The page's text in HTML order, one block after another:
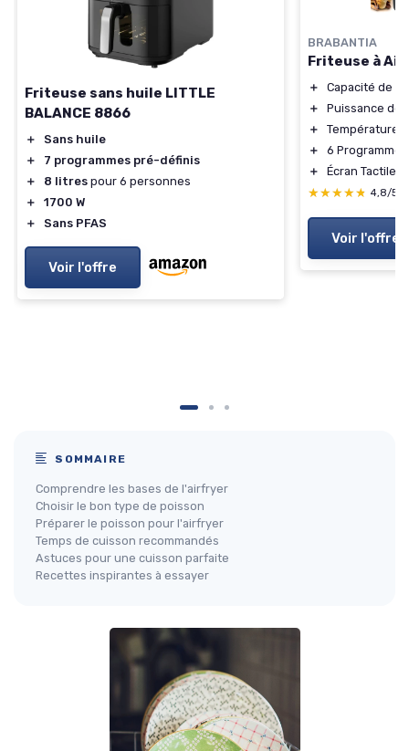
Friteuse sans huile LITTLE
BALANCE 8866
＋
Sans huile
＋
7 programmes pré-définis
＋
8 litres pour 6 personnes
＋
1700 W
＋
Sans PFAS
Voir l'offre
BRABANTIA
Friteuse à Air
＋
Capacité de
＋
Puissance de
＋
Température
＋
6
＋
Écran Tactile
★★★★★
★★★★★ 4,8/5
Voir l'offre
SOMMAIRE
Comprendre les bases de l'airfryer
Choisir le bon type de poisson
Préparer le poisson pour l'airfryer
Temps de cuisson recommandés
Astuces pour une cuisson parfaite
Recettes inspirantes à essayer